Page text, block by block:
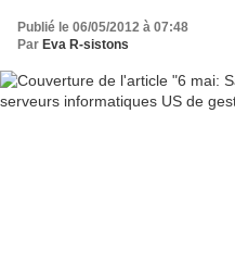
Publié le 06/05/2012 à 07:48
Par Eva R-sistons